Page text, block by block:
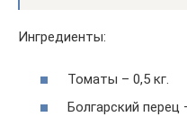
Ингредиенты:
Томаты – 0,5 кг.
Болгарский перец